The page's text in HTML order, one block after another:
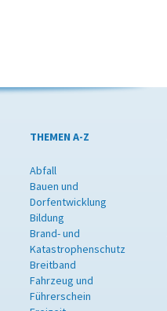
THEMEN A-Z
Abfall
Bauen und
Dorfentwicklung
Bildung
Brand- und
Katastrophenschutz
Breitband
Fahrzeug und
Führerschein